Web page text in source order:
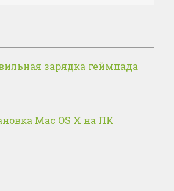
зарядка геймпада
Mac OS X на ПК